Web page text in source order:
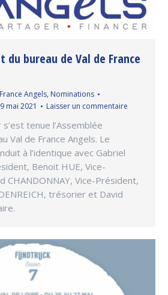
du bureau de Val de France
Angels, Nominations
mai 2021 Laisser un commentaire
tenue l’Assemblée
Val de France Angels. Le
à l’identique avec Gabriel
Benoit HUE, Vice-
CHANDONNAY, Vice-Président,
trésorier et David